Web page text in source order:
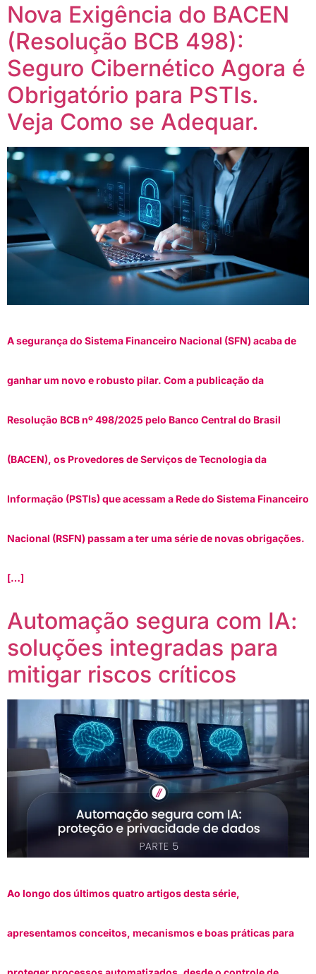
Nova Exigência do BACEN
(Resolução BCB 498):
Seguro Cibernético Agora é
Obrigatório para PSTIs.
Veja Como se Adequar.
A segurança do Sistema Financeiro Nacional (SFN) acaba de
ganhar um novo e robusto pilar. Com a publicação da
Resolução BCB nº 498/2025 pelo Banco Central do Brasil
(BACEN), os Provedores de Serviços de Tecnologia da
Informação (PSTIs) que acessam a Rede do Sistema Financeiro
Nacional (RSFN) passam a ter uma série de novas obrigações.
[…]
Automação segura com IA:
soluções integradas para
mitigar riscos críticos
Ao longo dos últimos quatro artigos desta série,
apresentamos conceitos, mecanismos e boas práticas para